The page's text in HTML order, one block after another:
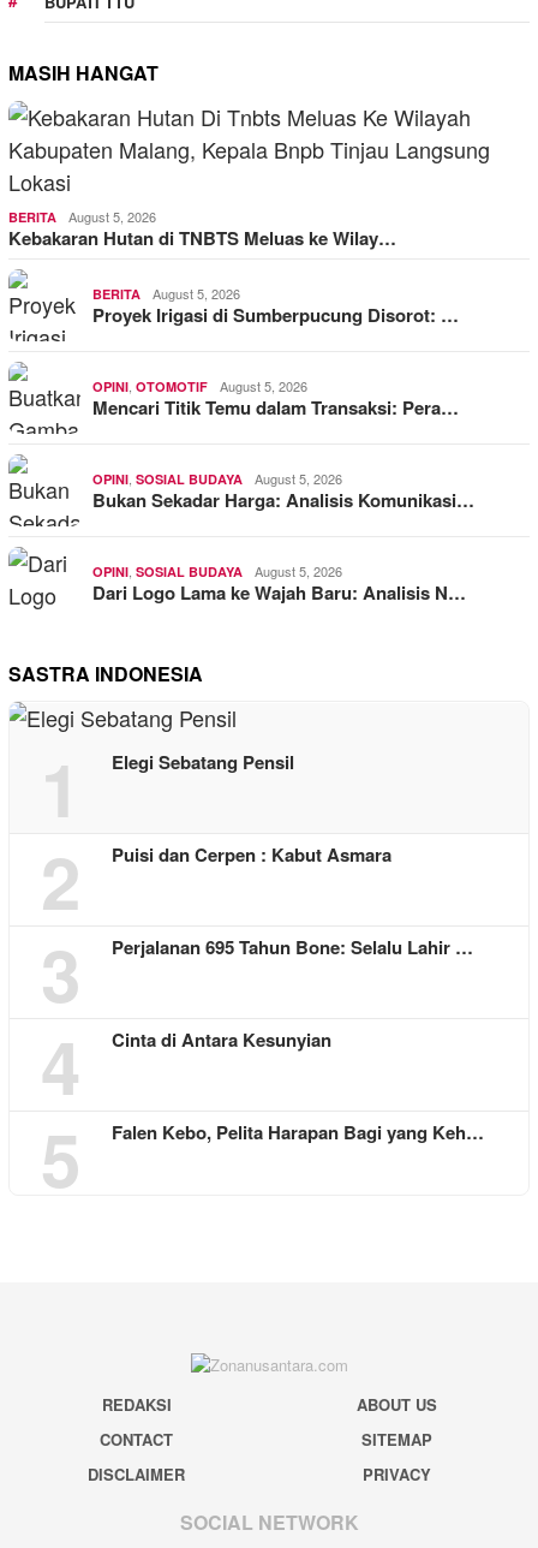
MASIH HANGAT
BERITA August 5, 2026
Kebakaran Hutan di TNBTS Meluas ke Wilay…
BERITA August 5, 2026
Proyek Irigasi di Sumberpucung Disorot: …
OPINI OTOMOTIF August 5, 2026
Mencari Titik Temu dalam Transaksi: Pera…
OPINI SOSIAL BUDAYA August 5, 2026
Bukan Sekadar Harga: Analisis Komunikasi…
OPINI SOSIAL BUDAYA August 5, 2026
Dari Logo Lama ke Wajah Baru: Analisis N…
SASTRA INDONESIA
1 Elegi Sebatang Pensil
2 Puisi dan Cerpen : Kabut Asmara
3 Perjalanan 695 Tahun Bone: Selalu Lahir …
4 Cinta di Antara Kesunyian
5 Falen Kebo, Pelita Harapan Bagi yang Keh…
REDAKSI
ABOUT US
CONTACT
SITEMAP
DISCLAIMER
PRIVACY
SOCIAL NETWORK